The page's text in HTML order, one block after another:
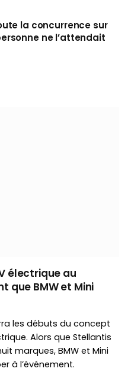
la concurrence sur
ne l’attendait
électrique au
que BMW et Mini
les débuts du concept
Alors que Stellantis
marques, BMW et Mini
à l’événement.